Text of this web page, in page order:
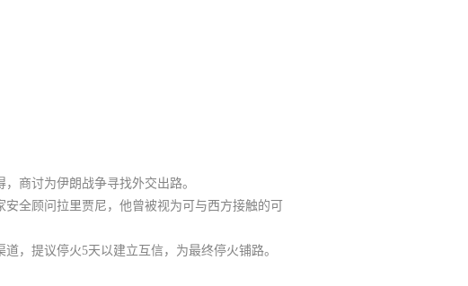
商讨为伊朗战争寻找外交出路。
全顾问拉里贾尼，他曾被视为可与西方接触的可
， 提议停火5天以建立互信，为最终停火铺路。